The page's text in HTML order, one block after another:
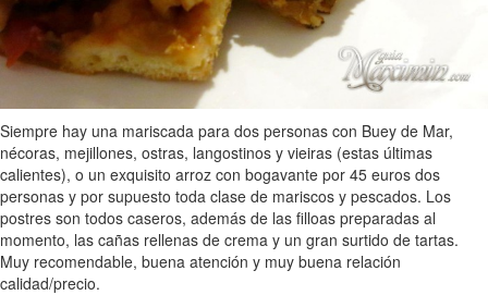
Siempre hay una mariscada para dos personas con Buey de Mar,
nécoras, mejillones, ostras, langostinos y vieiras (estas últimas
calientes), o un exquisito arroz con bogavante por 45 euros dos
personas y por supuesto toda clase de mariscos y pescados. Los
postres son todos caseros, además de las filloas preparadas al
momento, las cañas rellenas de crema y un gran surtido de tartas.
Muy recomendable, buena atención y muy buena relación
calidad/precio.